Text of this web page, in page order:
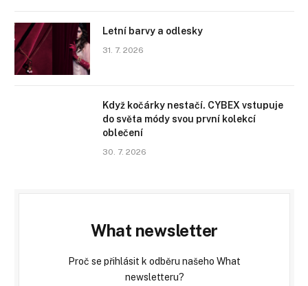
Letní barvy a odlesky
31. 7. 2026
Když kočárky nestačí. CYBEX vstupuje
do světa módy svou první kolekcí
oblečení
30. 7. 2026
What newsletter
Proč se přihlásit k odběru našeho What
newsletteru?